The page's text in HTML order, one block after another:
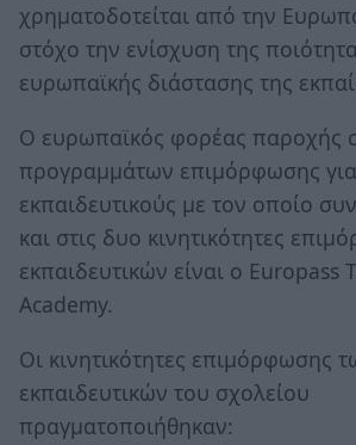
χρηματοδοτείται από την
στόχο την ενίσχυση της
ευρωπαϊκής διάστασης της
Ο ευρωπαϊκός φορέας παροχής
προγραμμάτων επιμόρφωσης για
εκπαιδευτικούς με τον οποίο
και στις δυο κινητικότητες
εκπαιδευτικών είναι ο Europass
Academy.
Οι κινητικότητες επιμόρφωσης
εκπαιδευτικών του σχολείου
πραγματοποιήθηκαν: